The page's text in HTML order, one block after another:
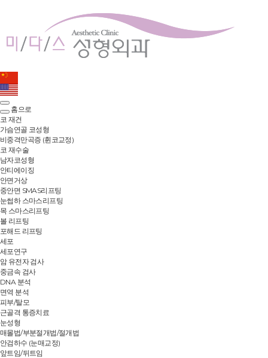
홈으로
코 재건
가슴연골 코성형
비중격만곡증 (휜코교정)
코 재수술
남자코성형
안티에이징
안면거상
중안면 SMAS리프팅
눈썹하 스마스리프팅
목 스마스리프팅
볼 리프팅
포해드 리프팅
세포
세포연구
암 유전자 검사
중금속 검사
DNA 분석
면역 분석
피부/탈모
근골격 통증치료
눈성형
매몰법/부분절개법/절개법
안검하수 (눈매교정)
앞트임/뒤트임